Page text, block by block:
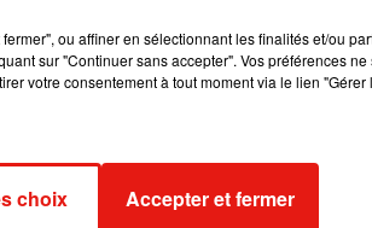
a été incarcéré à Dijon cet après-
soupçonné d’avoir tué sa mère… C’est
ou affiner en sélectionnant les finalités et/ou
sur "Continuer sans accepter". Vos préférences
votre consentement à tout moment via le lien
choix Accepter et fermer